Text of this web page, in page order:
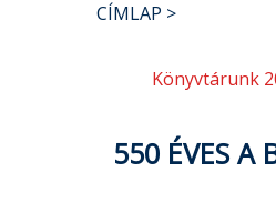
CÍMLAP
Könyvtárunk
550 ÉVES A